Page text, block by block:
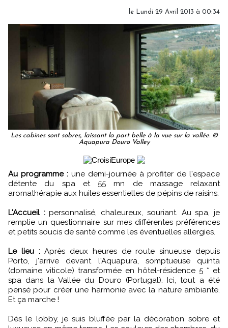
le Lundi 29 Avril 2013 à 00:34
Les cabines sont sobres, laissant la part belle à la vue sur la vallée. ©
Aquapura Douro Valley
Au programme : une demi-journée à profiter de l'espace
détente du spa et 55 mn de massage relaxant
aromathérapie aux huiles essentielles de pépins de raisins.
L'Accueil :personnalisé, chaleureux, souriant. Au spa, je
remplie un questionnaire sur mes différentes préférences
et petits soucis de santé comme les éventuelles allergies.
Le lieu :Après deux heures de route sinueuse depuis
Porto, j'arrive devant l'Aquapura, somptueuse quinta
(domaine viticole) transformée en hôtel-résidence 5 * et
spa dans la Vallée du Douro (Portugal). Ici, tout a été
pensé pour créer une harmonie avec la nature ambiante.
Et ça marche !
Dès le lobby, je suis bluffée par la décoration sobre et